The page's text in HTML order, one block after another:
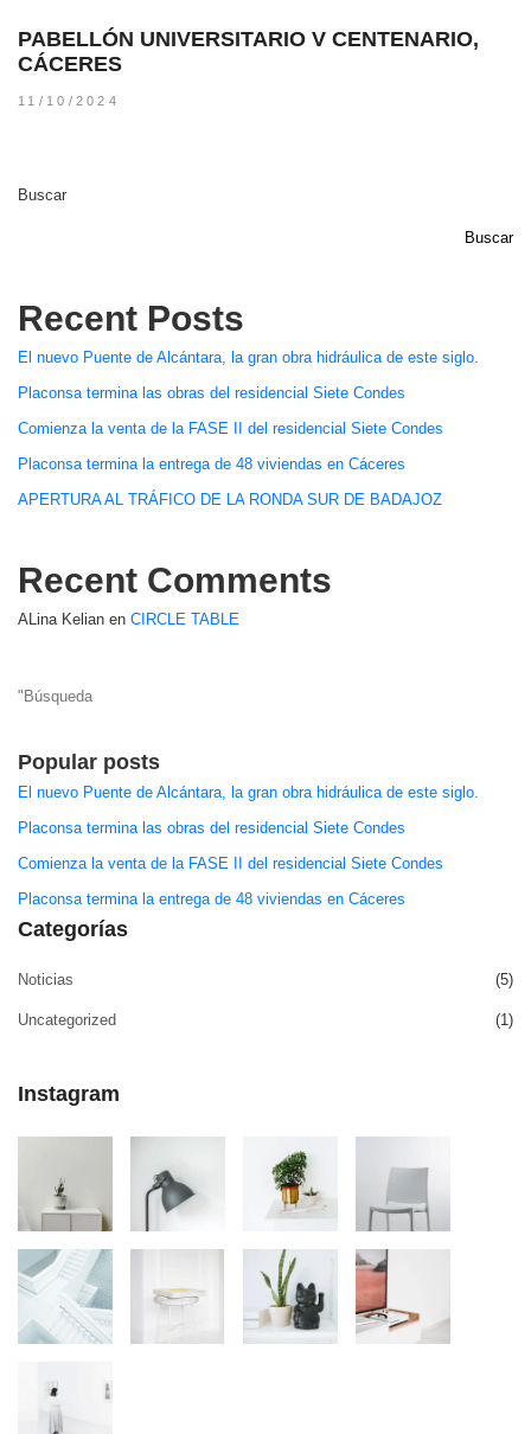
PABELLÓN UNIVERSITARIO V CENTENARIO,
CÁCERES
11/10/2024
Buscar
Buscar
Recent Posts
El nuevo Puente de Alcántara, la gran obra hidráulica de este siglo.
Placonsa termina las obras del residencial Siete Condes
Comienza la venta de la FASE II del residencial Siete Condes
Placonsa termina la entrega de 48 viviendas en Cáceres
APERTURA AL TRÁFICO DE LA RONDA SUR DE BADAJOZ
Recent Comments
ALina Kelian en CIRCLE TABLE
Popular posts
El nuevo Puente de Alcántara, la gran obra hidráulica de este siglo.
Placonsa termina las obras del residencial Siete Condes
Comienza la venta de la FASE II del residencial Siete Condes
Placonsa termina la entrega de 48 viviendas en Cáceres
Categorías
Noticias (5)
Uncategorized (1)
Instagram